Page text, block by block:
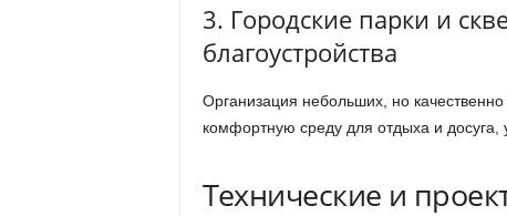
3. Городские парки и
благоустройства
Организация небольших, но качественно
комфортную среду для отдыха и досуга,
Технические и